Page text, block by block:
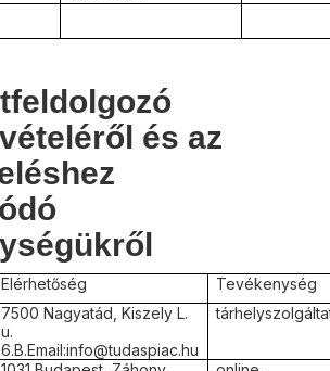
és az
Elérhetőség
Tevékenység
7500 Nagyatád, Kiszely L.
u.
6.B.Email:info@tudaspiac.hu